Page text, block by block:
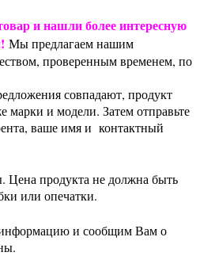
и нашли более интересную
Мы предлагаем нашим
проверенным временем, по
совпадают, продукт
марки и модели. Затем отправьте
ваше имя и контактный
Цена продукта не должна быть
или опечатки.
и сообщим Вам о